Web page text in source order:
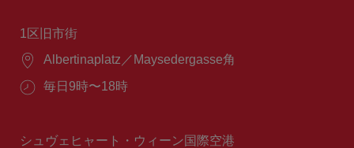
1区旧市街
場
Albertinaplatz／Maysedergasse角
営
間：
毎日9時〜18時
シュヴェヒャート・ウィーン国際空港